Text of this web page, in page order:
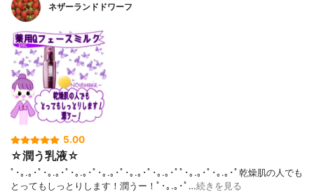
ネザーランドドワーフ
5.00
☆潤う乳液☆
ﾟ･｡.｡･ﾟ･｡.｡･ﾟ･｡.｡･ﾟ･｡.｡･ﾟ･｡.｡･ﾟ･｡.｡･ﾟﾟ･｡.｡･ﾟ･｡.｡･ﾟ乾燥肌の人でも
とってもしっとりします！潤うー！ﾟ･｡.｡･ﾟ…続きを見る